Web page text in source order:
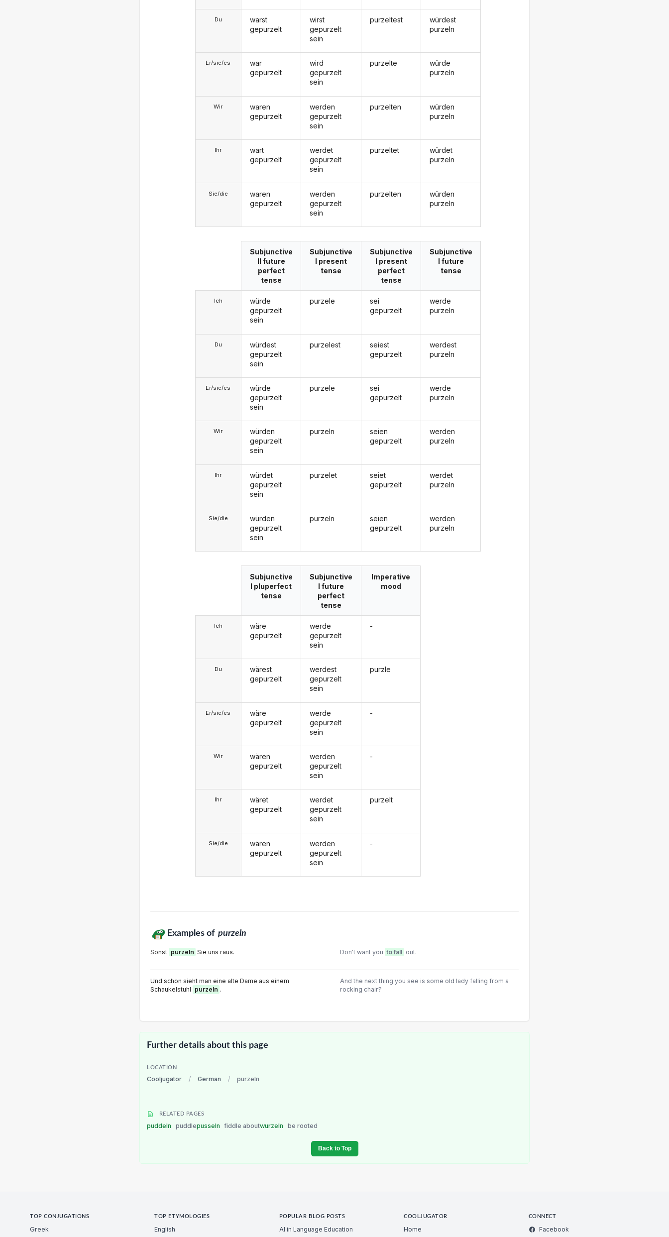
Du
Er/sie/es
Wir
Ihr
Sie/die
warst
gepurzelt
war
gepurzelt
waren
gepurzelt
wart
gepurzelt
waren
gepurzelt
wirst
gepurzelt
sein
wird
gepurzelt
sein
werden
gepurzelt
sein
werdet
gepurzelt
sein
werden
gepurzelt
sein
purzeltest
purzelte
purzelten
purzeltet
purzelten
würdest
purzeln
würde
purzeln
würden
purzeln
würdet
purzeln
würden
purzeln
Ich
Du
Er/sie/es
Wir
Ihr
Sie/die
Subjunctive
II future
perfect
tense
würde
gepurzelt
sein
würdest
gepurzelt
sein
würde
gepurzelt
sein
würden
gepurzelt
sein
würdet
gepurzelt
sein
würden
gepurzelt
sein
Subjunctive
I present
tense
purzele
purzelest
purzele
purzeln
purzelet
purzeln
Subjunctive
I present
perfect
tense
sei
gepurzelt
seiest
gepurzelt
sei
gepurzelt
seien
gepurzelt
seiet
gepurzelt
seien
gepurzelt
Subjunctive
I future
tense
werde
purzeln
werdest
purzeln
werde
purzeln
werden
purzeln
werdet
purzeln
werden
purzeln
Ich
Du
Er/sie/es
Wir
Ihr
Sie/die
Subjunctive
I pluperfect
tense
wäre
gepurzelt
wärest
gepurzelt
wäre
gepurzelt
wären
gepurzelt
wäret
gepurzelt
wären
gepurzelt
Subjunctive
I future
perfect
tense
werde
gepurzelt
sein
werdest
gepurzelt
sein
werde
gepurzelt
sein
werden
gepurzelt
sein
werdet
gepurzelt
sein
werden
gepurzelt
sein
Imperative
mood
-
purzle
-
-
purzelt
-
Examples of purzeln
Sonst purzeln Sie uns raus. Don't want you to fall out.
Und schon sieht man eine alte Dame aus einem
Schaukelstuhl purzeln .
And the next thing you see is some old lady falling from a
rocking chair?
Further details about this page
LOCATION
Cooljugator / German / purzeln
RELATED PAGES
puddeln puddlepusseln fiddle aboutwurzeln be rooted
Back to Top
TOP CONJUGATIONS
Greek
TOP ETYMOLOGIES
English
POPULAR BLOG POSTS
AI in Language Education
COOLJUGATOR
Home
CONNECT
Facebook